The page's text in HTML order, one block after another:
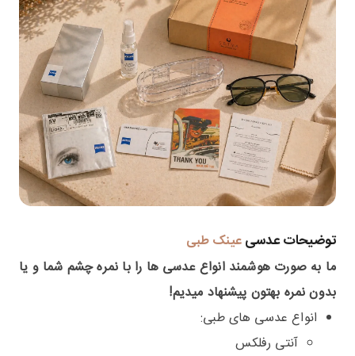
توضیحات عدسی عینک طبی
ما به صورت هوشمند انواع عدسی ها را با نمره چشم شما و یا
بدون نمره بهتون پیشنهاد میدیم!
انواع عدسی های طبی:
آنتی رفلکس